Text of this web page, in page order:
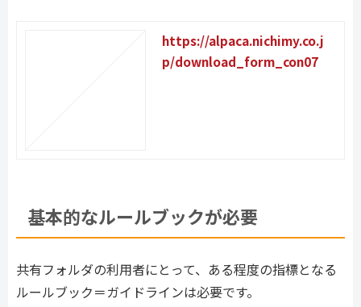
https://alpaca.nichimy.co.j
p/download_form_con07
基本的なルールブックが必要
共有フォルダの利用者にとって、ある程度の指標となる
ルールブック＝ガイドラインは必要です。